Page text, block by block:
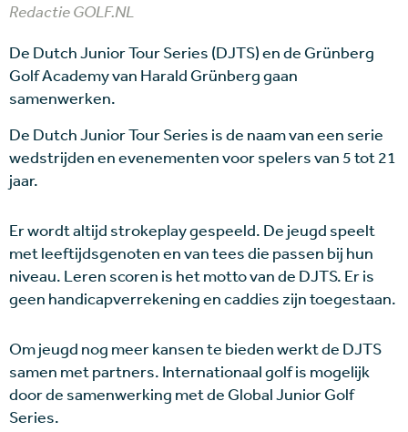
Redactie GOLF.NL
De Dutch Junior Tour Series (DJTS) en de Grünberg
Golf Academy van Harald Grünberg gaan
samenwerken.
De Dutch Junior Tour Series is de naam van een serie
wedstrijden en evenementen voor spelers van 5 tot 21
jaar.
Er wordt altijd strokeplay gespeeld. De jeugd speelt
met leeftijdsgenoten en van tees die passen bij hun
niveau. Leren scoren is het motto van de DJTS. Er is
geen handicapverrekening en caddies zijn toegestaan.
Om jeugd nog meer kansen te bieden werkt de DJTS
samen met partners. Internationaal golf is mogelijk
door de samenwerking met de Global Junior Golf
Series.